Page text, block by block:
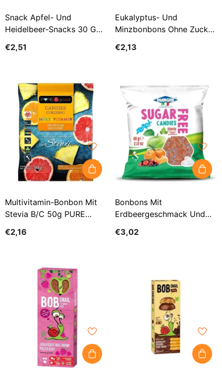
Snack Apfel- Und
Heidelbeer-Snacks 30 G
€2,51
Eukalyptus- Und
Minzbonbons Ohne Zucker
Steviabonbons Euka -
€2,13
Multivitamin-Bonbon Mit
Stevia B/C 50g PURE
€2,16
Bonbons Mit
Erdbeergeschmack Und
MANGINI
€3,02